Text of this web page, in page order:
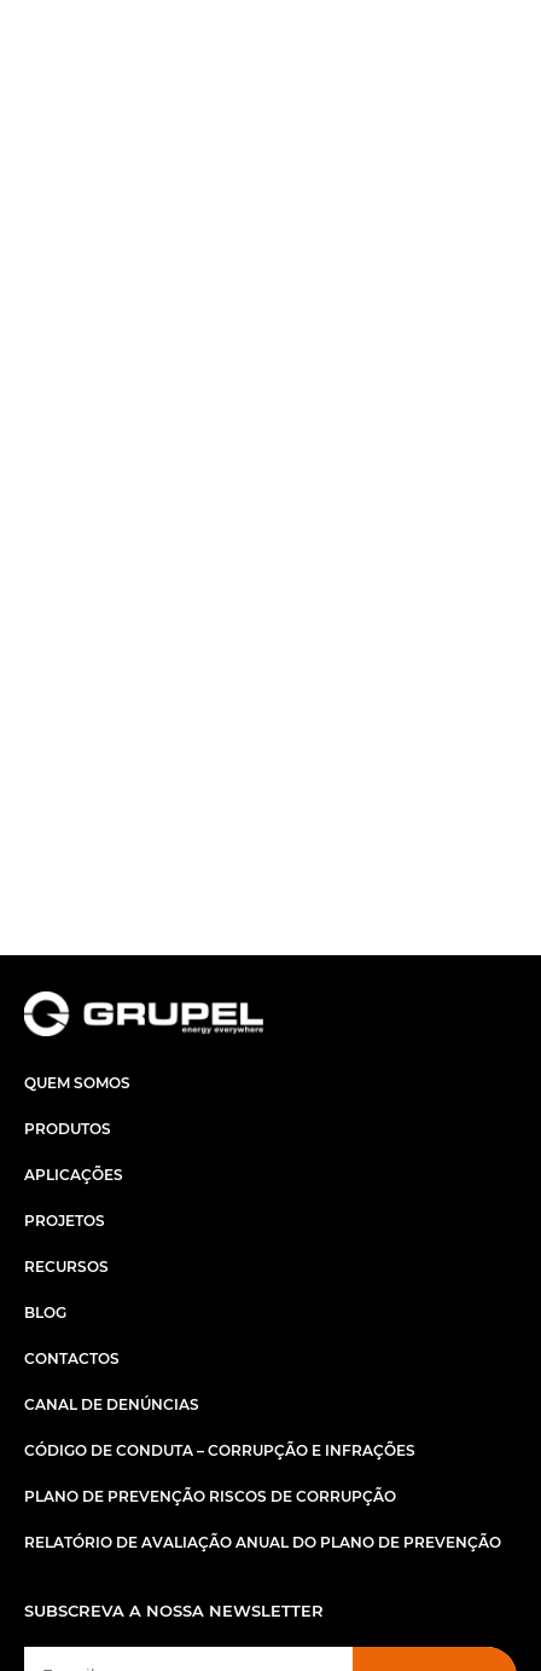
QUEM SOMOS
PRODUTOS
APLICAÇÕES
PROJETOS
RECURSOS
BLOG
CONTACTOS
CANAL DE DENÚNCIAS
CÓDIGO DE CONDUTA – CORRUPÇÃO E INFRAÇÕES
PLANO DE PREVENÇÃO RISCOS DE CORRUPÇÃO
RELATÓRIO DE AVALIAÇÃO ANUAL DO PLANO DE PREVENÇÃO
SUBSCREVA A NOSSA NEWSLETTER